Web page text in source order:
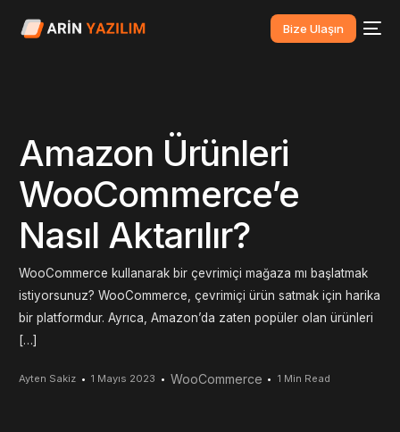
Bize Ulaşın
Amazon Ürünleri
WooCommerce’e
Nasıl Aktarılır?
WooCommerce kullanarak bir çevrimiçi mağaza mı başlatmak
istiyorsunuz? WooCommerce, çevrimiçi ürün satmak için harika
bir platformdur. Ayrıca, Amazon’da zaten popüler olan ürünleri
[…]
Ayten Sakiz 1 Mayıs 2023 WooCommerce 1 Min Read